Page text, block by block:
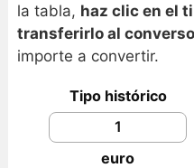
la tabla, haz clic en el
transferirlo al
importe a convertir.
Tipo histórico
euro